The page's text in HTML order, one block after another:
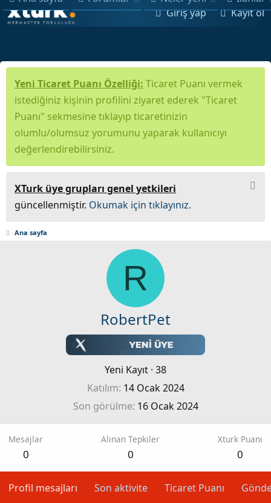
Giriş yap Kayıt ol
Yeni Ticaret Puanı Özelliği: Ticaret Puanı vermek
istediğiniz kişinin profilini ziyaret ederek "Ticaret
Puanı" sekmesine tıklayıp ticaretinizin
olumlu/olumsuz yorumunu yaparak kullanıcıyı
değerlendirebilirsiniz.
XTurk üye grupları genel yetkileri
güncellenmiştir. Okumak için tıklayınız.
Ana sayfa
R
RobertPet
Yeni Kayıt · 38
Katılım 14 Ocak 2024
Son görülme 16 Ocak 2024
Mesajlar
0
Alınan Tepkiler
0
Xturk Puanı
0
Profil mesajları Son aktivite Ticaret Puanı